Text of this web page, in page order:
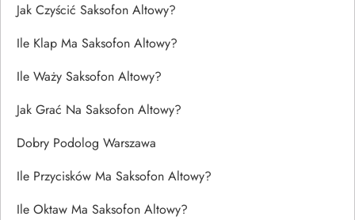
Jak Czyścić Saksofon Altowy?
Ile Klap Ma Saksofon Altowy?
Ile Waży Saksofon Altowy?
Jak Grać Na Saksofon Altowy?
Dobry Podolog Warszawa
Ile Przycisków Ma Saksofon Altowy?
Ile Oktaw Ma Saksofon Altowy?